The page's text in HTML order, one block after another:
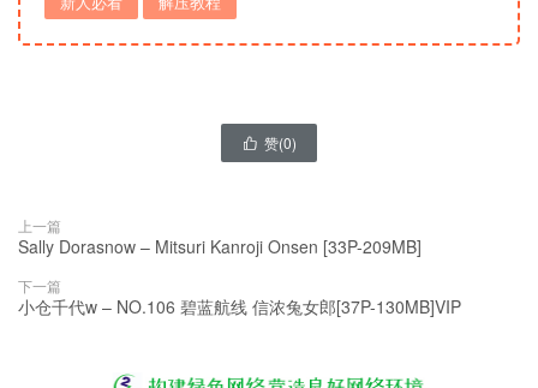
 赞(0)
上一篇
Sally Dorasnow – Mitsuri Kanroji Onsen [33P-209MB]
下一篇
小仓千代w – NO.106 碧蓝航线 信浓兔女郎[37P-130MB]VIP